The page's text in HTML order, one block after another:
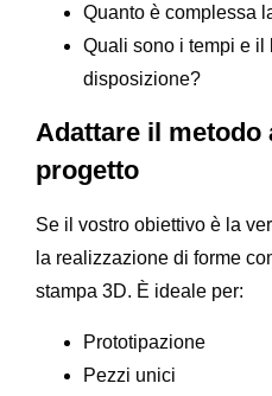
Quanto è complessa
Quali sono i tempi e il
disposizione?
Adattare il metodo
progetto
Se il vostro obiettivo è la
la realizzazione di forme
stampa 3D. È ideale per:
Prototipazione
Pezzi unici